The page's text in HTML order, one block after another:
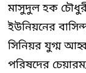
মাসুদুল হক
ইউনিয়নের
সিনিয়র যুগ্ম
পরিষদের